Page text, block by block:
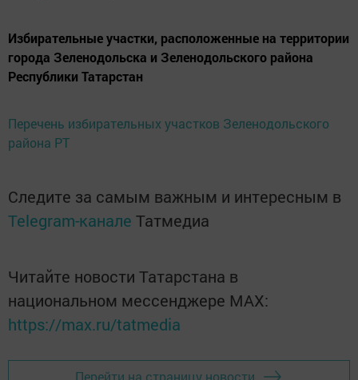
Избирательные участки, расположенные на территории
города Зеленодольска и Зеленодольского района
Республики Татарстан
Перечень избирательных участков Зеленодольского
района РТ
Следите за самым важным и интересным в
Telegram-канале Татмедиа
Читайте новости Татарстана в
национальном мессенджере MАХ:
https://max.ru/tatmedia
Перейти на страницу новости